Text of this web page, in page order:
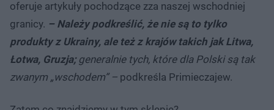
oferuje artykuły pochodzące zza naszej wschodniej
granicy. – Należy podkreślić, że nie są to tylko
produkty z Ukrainy, ale też z krajów takich jak Litwa,
Łotwa, Gruzja;generalnie tych, które dla Polski są tak
zwanym „wschodem” – podkreśla Primieczajew.